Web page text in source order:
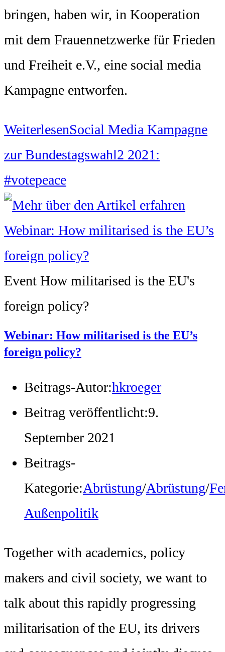
bringen, haben wir, in Kooperation
mit dem Frauennetzwerke für Frieden
und Freiheit e.V., eine social media
Kampagne entworfen.
WeiterlesenSocial Media Kampagne
zur Bundestagswahl2 2021:
#votepeace
Event How militarised is the EU's
foreign policy?
Webinar: How militarised is the EU’s
foreign policy?
Beitrags-Autor:hkroeger
Beitrag veröffentlicht:9.
September 2021
Beitrags-
Kategorie:Abrüstung/Abrüstung/
Außenpolitik
Together with academics, policy
makers and civil society, we want to
talk about this rapidly progressing
militarisation of the EU, its drivers